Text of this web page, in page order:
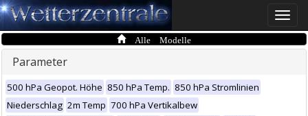
Toggle
Alle Modelle
Parameter
500 hPa Geopot. Höhe 850 hPa Temp. 850 hPa Stromlinien
Niederschlag 2m Temp 700 hPa Vertikalbew